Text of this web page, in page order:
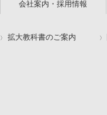
会社案内・採用情報
拡大教科書のご案内